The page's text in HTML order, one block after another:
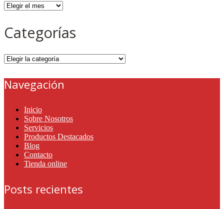
Archivos
Categorías
Categorías
Navegación
Inicio
Sobre Nosotros
Servicios
Productos Destacados
Blog
Contacto
Tienda online
Posts recientes